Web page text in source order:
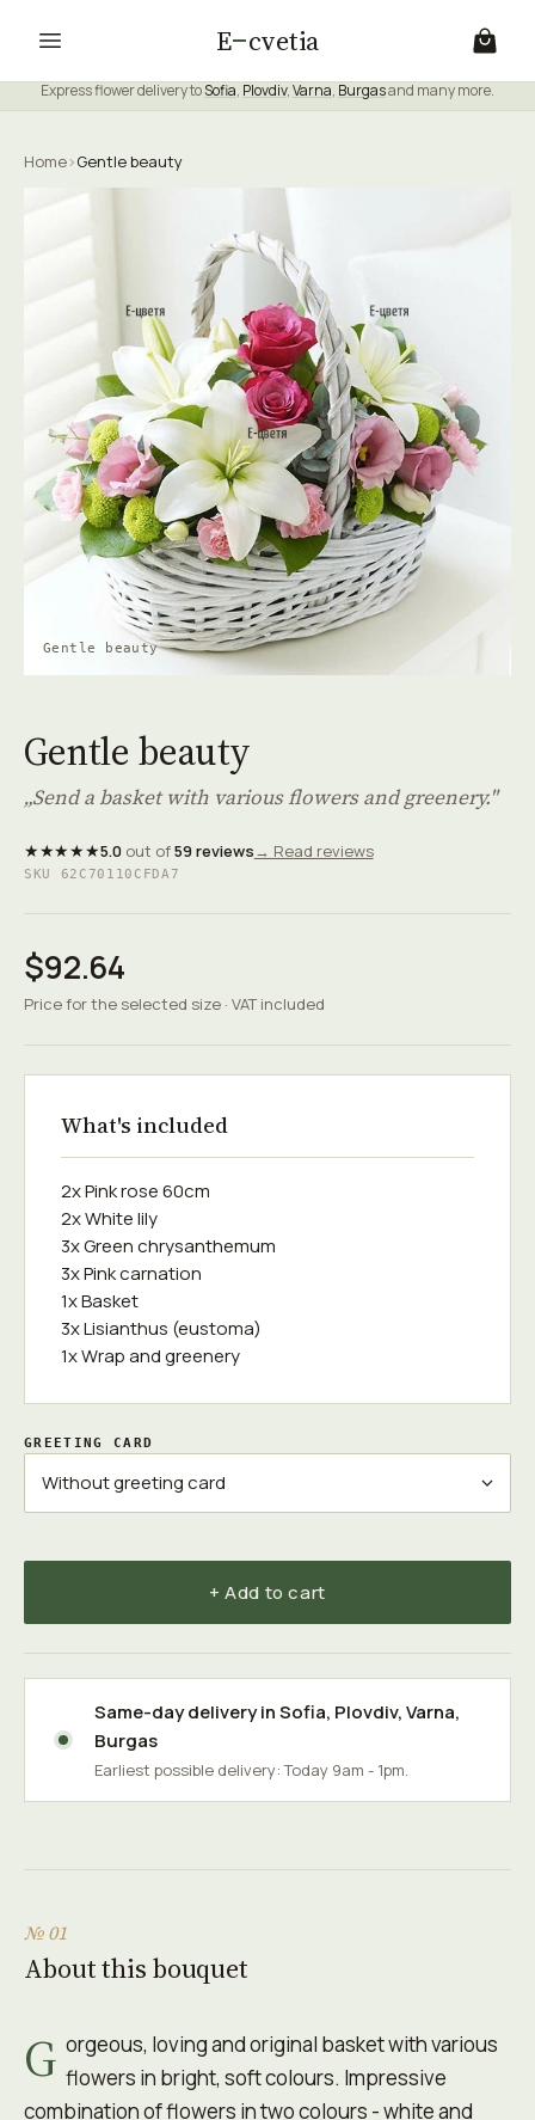
E cvetia
Express flower delivery toSofia, Plovdiv,Varna, Burgasand many more.
Home›Gentle beauty
Gentle beauty
Gentle beauty
„Send a basket with various flowers and greenery."
★★★★★5.0out of59 reviews→ Read reviews
SKU 62C70110CFDA7
$92.64
Price for the selected size · VAT included
What's included
2x Pink rose 60cm
2x White lily
3x Green chrysanthemum
3x Pink carnation
1x Basket
3x Lisianthus (eustoma)
1x Wrap and greenery
GREETING CARD
+ Add to cart
Same-day delivery inSofia, Plovdiv,Varna,
Burgas
Earliest possible delivery: Today 9am - 1pm.
№ 01
About this bouquet
G orgeous, loving and original basket with various
flowers in bright, soft colours. Impressive
combination of flowers in two colours - white and